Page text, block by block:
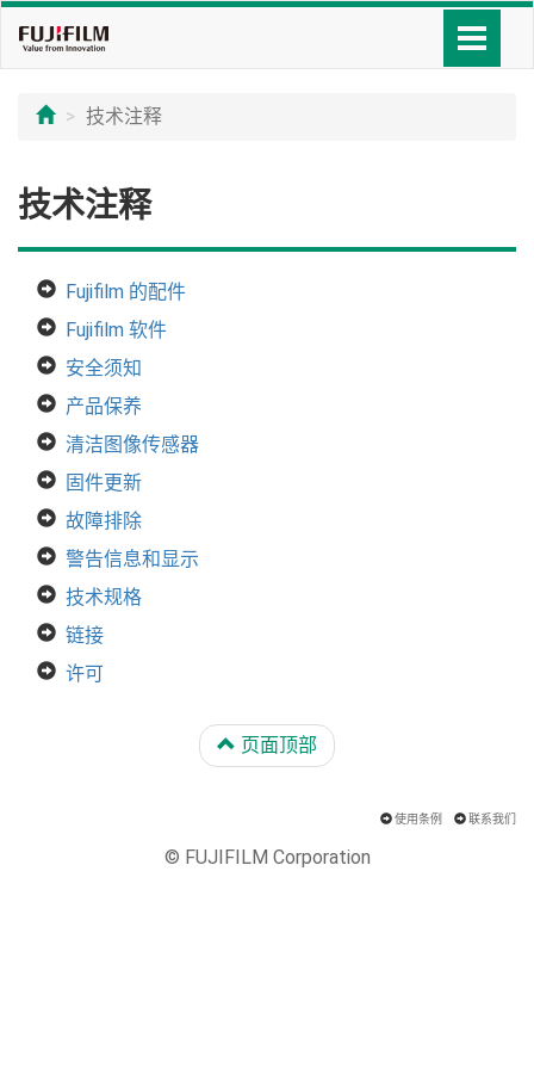
技术注释
技术注释
Fujifilm 的配件
Fujifilm 软件
安全须知
产品保养
清洁图像传感器
固件更新
故障排除
警告信息和显示
技术规格
链接
许可
页面顶部
使用条例 联系我们
© FUJIFILM Corporation